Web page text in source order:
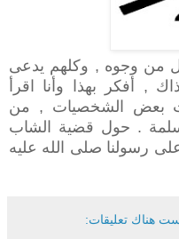
من وجوه , وكلهم يدعى
, أفكر بهذا وأنا اقرأ
بعض الشخصيات , من
. حول قضية الشاب
رسولنا صلى الله عليه
هناك تعليقات: